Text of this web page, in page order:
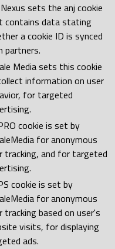
sets the anj cookie
contains data stating
a cookie ID is synced
partners.
Media sets this cookie
information on user
for targeted
cookie is set by
for anonymous
tracking, and for targeted
cookie is set by
for anonymous
tracking based on user's
visits, for displaying
ads.